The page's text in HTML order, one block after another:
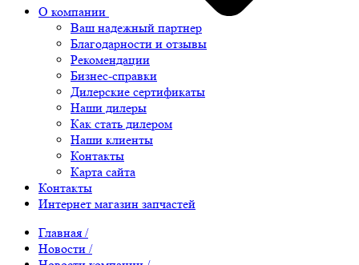
О компании
Ваш надежный партнер
Благодарности и отзывы
Рекомендации
Бизнес-справки
Дилерские сертификаты
Наши дилеры
Как стать дилером
Наши клиенты
Контакты
Карта сайта
Контакты
Интернет магазин запчастей
Главная /
Новости /